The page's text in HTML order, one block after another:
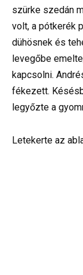
szürke szedán
volt, a pótkerék
dühösnek és
levegőbe
kapcsolni.
fékezett.
legyőzte a
Letekerte az